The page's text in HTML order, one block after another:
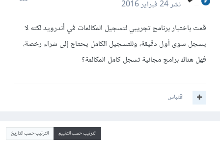
نشر24 فبراير 2016
قمت باختبار برنامج تجريبي لتسجيل المكالمات في أندرويد لكنه لا
يسجل سوى أول دقيقة، وللتسجيل الكامل يحتاج إلى شراء رخصة،
فهل هناك برامج مجانية تسجل كامل المكالمة؟
اقتباس
الترتيب حسب التقييم الترتيب حسب التاريخ